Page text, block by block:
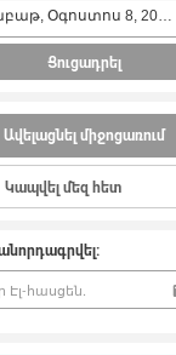
Շաբաթ, Օգոստոս 8, 2026
Ցուցադրել
Ավելացնել միջոցառում
Կապվել մեզ հետ